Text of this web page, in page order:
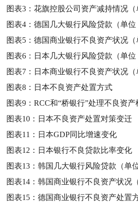
图表3：花旗控股公司资产减持情况（
图表4：德国几大银行风险贷款（单位
图表5：德国商业银行不良资产状况（
图表6： 日本几大银行风险贷款（单位
图表7： 日本商业银行不良资产状况（
图表8： 日本不良资产处置方式
图表9：RCC和“桥银行”处理不良资产
图表10： 日本不良资产处置对策变迁
图表11： 日本GDP同比增速变化
图表12： 日本银行不良贷款比率变化
图表13：韩国几大银行风险贷款（单位
图表14：韩国商业银行不良资产状况
图表15：德国商业银行不良资产处置